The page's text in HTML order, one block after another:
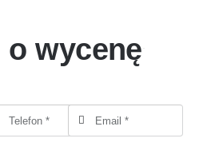
o wycenę